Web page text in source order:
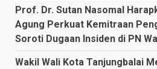
Prof. Dr. Sutan Nasomal
Agung Perkuat Kemitraan
Soroti Dugaan Insiden di PN
Wakil Wali Kota Tanjungbalai